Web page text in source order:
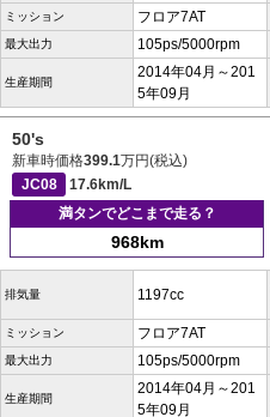
ミッション フロア7AT
最大出力 105ps/5000rpm
生産期間
2014年04月～201
5年09月
50's
新車時価格399.1万円(税込)
JC08
17.6km/L
満タンでどこまで走る？
968km
排気量 1197cc
ミッション フロア7AT
最大出力 105ps/5000rpm
生産期間
2014年04月～201
5年09月